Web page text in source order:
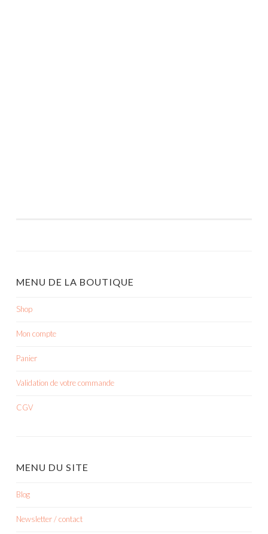
MENU DE LA BOUTIQUE
Shop
Mon compte
Panier
Validation de votre commande
CGV
MENU DU SITE
Blog
Newsletter / contact